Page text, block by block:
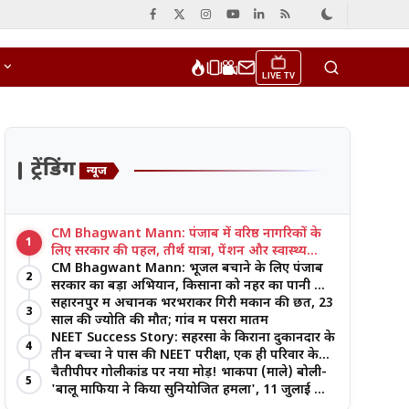
LIVE TV
ट्रेंडिंग न्यूज
1
CM Bhagwant Mann: पंजाब में वरिष्ठ नागरिकों के
लिए सरकार की पहल, तीर्थ यात्रा, पेंशन और स्वास्थ्य
सुविधाओं पर जोर
2
CM Bhagwant Mann: भूजल बचाने के लिए पंजाब
सरकार का बड़ा अभियान, किसानों को नहर का पानी और
आधुनिक खेती का मिल रहा लाभ
3
सहारनपुर में अचानक भरभराकर गिरी मकान की छत, 23
साल की ज्योति की मौत; गांव में पसरा मातम
4
NEET Success Story: सहरसा के किराना दुकानदार के
तीन बच्चों ने पास की NEET परीक्षा, एक ही परिवार के
तीन भाई-बहनों ने रचा इतिहास
5
चैतीपीपर गोलीकांड पर नया मोड़! भाकपा (माले) बोली-
'बालू माफिया ने किया सुनियोजित हमला', 11 जुलाई को